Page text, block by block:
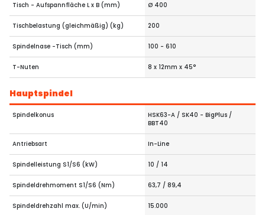
Tisch - Aufspannfläche L x B (mm) Ø 400
Tischbelastung (gleichmäßig) (kg) 200
Spindelnase -Tisch (mm) 100 - 610
T-Nuten 8 x 12mm x 45°
Hauptspindel
Spindelkonus
HSK63-A / SK40 - BigPlus /
BBT40
Antriebsart In-Line
Spindelleistung S1/S6 (kW) 10 / 14
Spindeldrehmoment S1/S6 (Nm) 63,7 / 89,4
Spindeldrehzahl max. (U/min) 15.000